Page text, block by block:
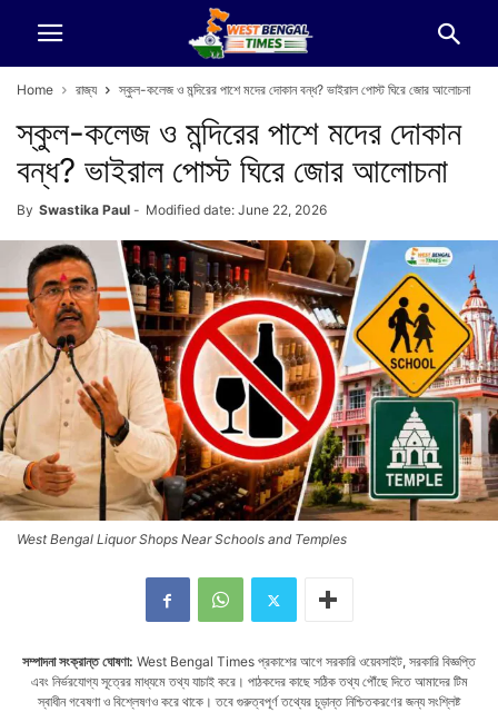
Home রাজ্য স্কুল-কলেজ ও মন্দিরের পাশে মদের দোকান বন্ধ? ভাইরাল পোস্ট ঘিরে জোর আলোচনা
স্কুল-কলেজ ও মন্দিরের পাশে মদের দোকান
বন্ধ? ভাইরাল পোস্ট ঘিরে জোর আলোচনা
By Swastika Paul - Modified date: June 22, 2026
West Bengal Liquor Shops Near Schools and Temples
সম্পাদনা সংক্রান্ত ঘোষণা: West Bengal Times প্রকাশের আগে সরকারি ওয়েবসাইট, সরকারি বিজ্ঞপ্তি
এবং নির্ভরযোগ্য সূত্রের মাধ্যমে তথ্য যাচাই করে। পাঠকদের কাছে সঠিক তথ্য পৌঁছে দিতে আমাদের টিম
স্বাধীন গবেষণা ও বিশ্লেষণও করে থাকে। তবে গুরুত্বপূর্ণ তথ্যের চূড়ান্ত নিশ্চিতকরণের জন্য সংশ্লিষ্ট